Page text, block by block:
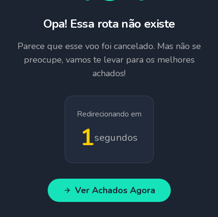
Opa! Essa rota não existe
Parece que esse voo foi cancelado. Mas não se
preocupe, vamos te levar para os melhores
achados!
Redirecionando em
1segundos
Ver Achados Agora